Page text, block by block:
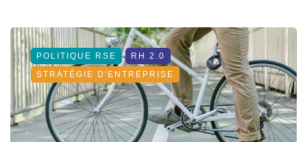
POLITIQUE RSE
RH 2.0
STRATÉGIE D'ENTREPRISE